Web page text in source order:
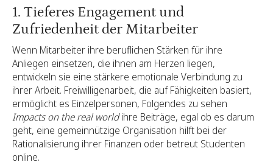
1. Tieferes Engagement und
Zufriedenheit der Mitarbeiter
Wenn Mitarbeiter ihre beruflichen Stärken für ihre
Anliegen einsetzen, die ihnen am Herzen liegen,
entwickeln sie eine stärkere emotionale Verbindung zu
ihrer Arbeit. Freiwilligenarbeit, die auf Fähigkeiten basiert,
ermöglicht es Einzelpersonen, Folgendes zu sehen
Impacts on the real worldihre Beiträge, egal ob es darum
geht, eine gemeinnützige Organisation hilft bei der
Rationalisierung ihrer Finanzen oder betreut Studenten
online.